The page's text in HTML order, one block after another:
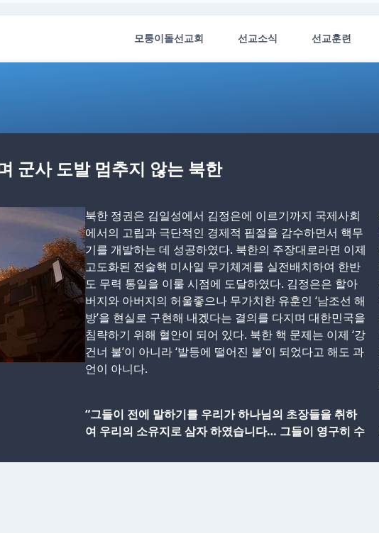
모퉁이돌선교회 선교소식 선교훈련
군사 도발 멈추지 않는 북한
북한 정권은 김일성에서 김정은에 이르기까지 국제사회
에서의 고립과 극단적인 경제적 핍절을 감수하면서 핵무
기를 개발하는 데 성공하였다. 북한의 주장대로라면 이제
고도화된 전술핵 미사일 무기체계를 실전배치하여 한반
도 무력 통일을 이룰 시점에 도달하였다. 김정은은 할아
버지와 아버지의 허울좋으나 무가치한 유훈인 ‘남조선 해
방’을 현실로 구현해 내겠다는 결의를 다지며 대한민국을
침략하기 위해 혈안이 되어 있다. 북한 핵 문제는 이제 ‘강
건너 불’이 아니라 ‘발등에 떨어진 불’이 되었다고 해도 과
언이 아니다.
“그들이 전에 말하기를 우리가 하나님의 초장들을 취하
여 우리의 소유지로 삼자 하였습니다… 그들이 영구히 수